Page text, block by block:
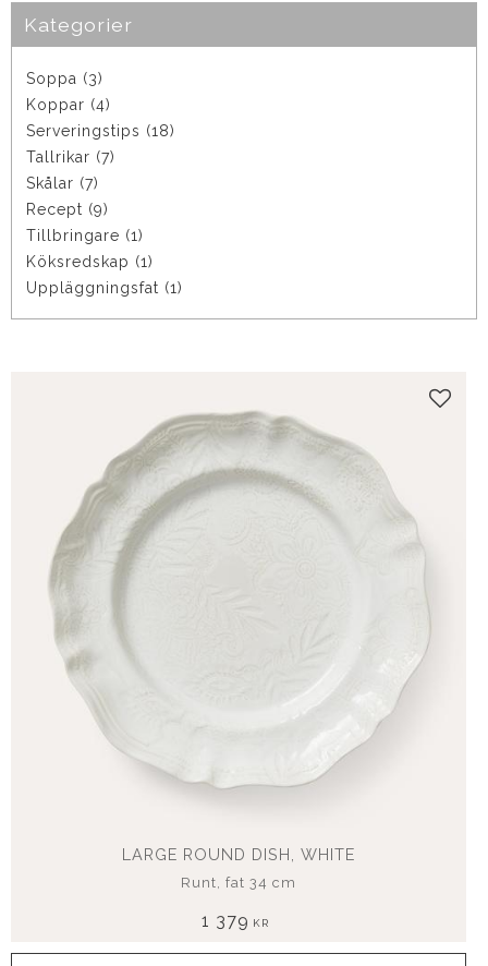
Kategorier
Soppa (3)
Koppar (4)
Serveringstips (18)
Tallrikar (7)
Skålar (7)
Recept (9)
Tillbringare (1)
Köksredskap (1)
Uppläggningsfat (1)
LARGE ROUND DISH, WHITE
Runt, fat 34 cm
1 379 KR